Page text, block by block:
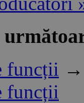
funcții
funcții